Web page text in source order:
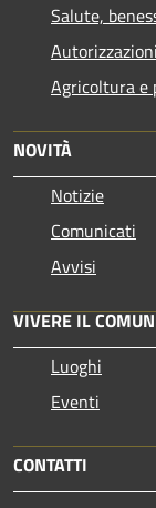
Salute,
Autorizzazioni
Agricoltura e
NOVITÀ
Notizie
Comunicati
Avvisi
VIVERE IL
Luoghi
Eventi
CONTATTI